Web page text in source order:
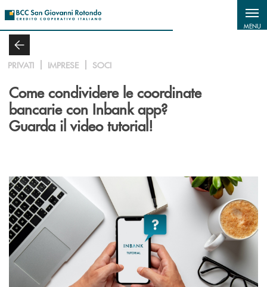
MENU
PRIVATI IMPRESE SOCI
Come condividere le coordinate
bancarie con Inbank app?
Guarda il video tutorial!